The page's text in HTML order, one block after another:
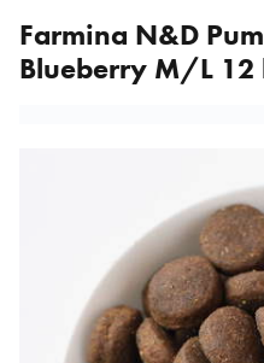
Veterinärfoder
Varumärken
Nyheter
Farmina N&D
Blueberry M/L 12